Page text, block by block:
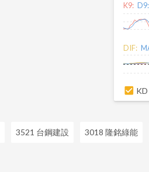
K9: D9:
DIF:
KD
3521 台鋼建設 3018 隆銘綠能